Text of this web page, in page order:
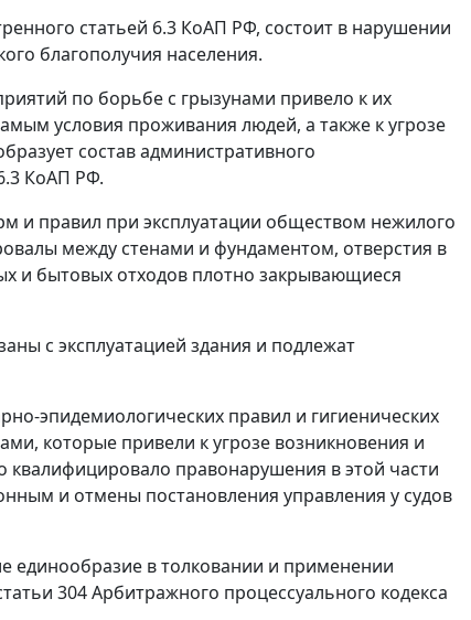
статьей 6.3 КоАП РФ, состоит в нарушении
благополучия населения.
по борьбе с грызунами привело к их
условия проживания людей, а также к угрозе
состав административного
КоАП РФ.
и правил при эксплуатации обществом нежилого
между стенами и фундаментом, отверстия в
и бытовых отходов плотно закрывающиеся
с эксплуатацией здания и подлежат
эпидемиологических правил и гигиенических
которые привели к угрозе возникновения и
квалифицировало правонарушения в этой части
и отмены постановления управления у судов
единообразие в толковании и применении
304 Арбитражного процессуального кодекса